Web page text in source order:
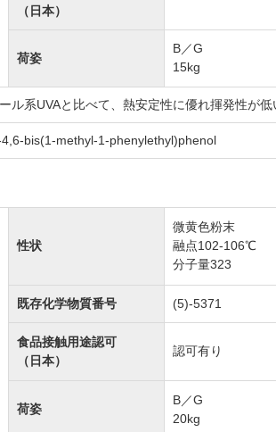
（日本）
荷姿
B／G
15kg
ル系UVAと比べて、熱安定性に優れ揮発性が低
bis(1-methyl-1-phenylethyl)phenol
性状
微黄色粉末
融点102-106℃
分子量323
既存化学物質番号 (5)-5371
食品接触用途認可
（日本）
認可有り
荷姿
B／G
20kg